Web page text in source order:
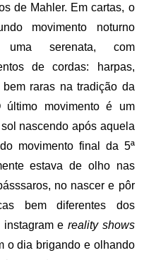
de Mahler. Em cartas, o
movimento noturno
serenata, com
de cordas: harpas,
raras na tradição da
último movimento é um
nascendo após aquela
movimento final da 5ª
estava de olho nas
no nascer e pôr
bem diferentes dos
instagram e reality shows
o dia brigando e olhando